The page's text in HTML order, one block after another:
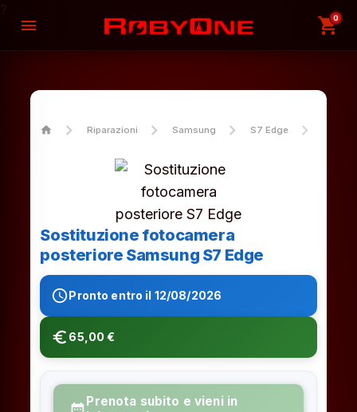
menu shopping_cart
0
home Riparazioni Samsung S7 Edge
Sostituzione fotocamera
posteriore Samsung S7 Edge
schedulePronto entro il 12/08/2026
euro_symbol 65,00 €
Prenota subito e vieni in